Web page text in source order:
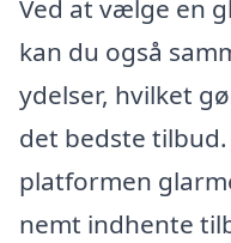
Ved at vælge en
kan du også
ydelser, hvilket
det bedste
platformen
nemt indhente